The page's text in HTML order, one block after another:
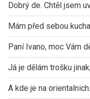
Dobrý de. Chtěl jsem
Mám před sebou
Paní Ivano, moc Vám
Já je dělám trošku
A kde je na